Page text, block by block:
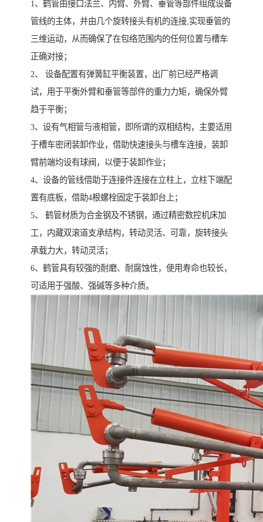
1、鹤管由接口法兰、内臂、外臂、垂管等部件组成设备
管线的主体，并由几个旋转接头有机的连接,实现垂管的
三维运动，从而确保了在包络范围内的任何位置与槽车
正确对接；
2、 设备配置有弹簧缸平衡装置，出厂前已经严格调
试，用于平衡外臂和垂管等部件的重力力矩，确保外臂
趋于平衡；
3、设有气相管与液相管，即所谓的双相结构，主要适用
于槽车密闭装卸作业，借助快速接头与槽车连接，装卸
臂前端均设有球阀，以便于装卸作业；
4、设备的管线借助于连接件连接在立柱上，立柱下端配
置有底板，借助4根螺栓固定于装卸台上；
5、 鹤管材质为合金钢及不锈钢，通过精密数控机床加
工，内藏双滚道支承结构，转动灵活、可靠，旋转接头
承载力大，转动灵活；
6、鹤管具有较强的耐磨、耐腐蚀性，使用寿命也较长，
可适用于强酸、强碱等多种介质。